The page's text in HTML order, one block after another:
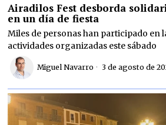
Airadilos Fest desborda
en un día de fiesta
Miles de personas han participado en
actividades organizadas este sábado
Miguel Navarro 3 de agosto de